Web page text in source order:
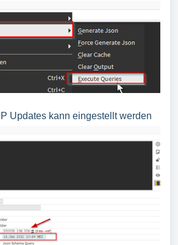
Updates kann eingestellt werden